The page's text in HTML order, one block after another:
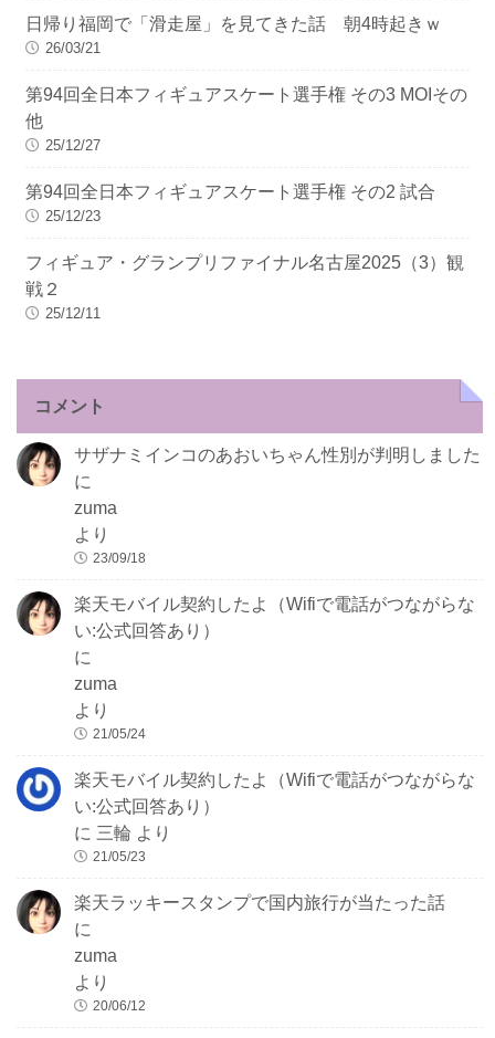
日帰り福岡で「滑走屋」を見てきた話 朝4時起きｗ
26/03/21
第94回全日本フィギュアスケート選手権 その3 MOIその
他
25/12/27
第94回全日本フィギュアスケート選手権 その2 試合
25/12/23
フィギュア・グランプリファイナル名古屋2025（3）観
戦２
25/12/11
コメント
サザナミインコのあおいちゃん性別が判明しました
に
zuma
より
23/09/18
楽天モバイル契約したよ（Wifiで電話がつながらな
い:公式回答あり）
に
zuma
より
21/05/24
楽天モバイル契約したよ（Wifiで電話がつながらな
い:公式回答あり）
に三輪 より
21/05/23
楽天ラッキースタンプで国内旅行が当たった話
に
zuma
より
20/06/12